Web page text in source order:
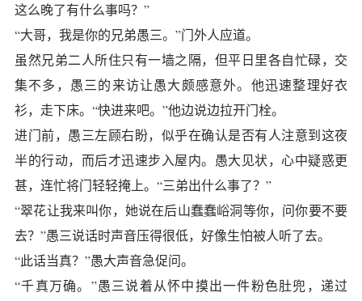
这么晚了有什么事吗？”
“大哥，我是你的兄弟愚三。”门外人应道。
虽然兄弟二人所住只有一墙之隔，但平日里各自忙碌，交
集不多，愚三的来访让愚大颇感意外。他迅速整理好衣
衫，走下床。“快进来吧。”他边说边拉开门栓。
进门前，愚三左顾右盼，似乎在确认是否有人注意到这夜
半的行动，而后才迅速步入屋内。愚大见状，心中疑惑更
甚，连忙将门轻轻掩上。“三弟出什么事了？”
“翠花让我来叫你，她说在后山蠢蠢峪洞等你，问你要不要
去？”愚三说话时声音压得很低，好像生怕被人听了去。
“此话当真？”愚大声音急促问。
“千真万确。”愚三说着从怀中摸出一件粉色肚兜，递过